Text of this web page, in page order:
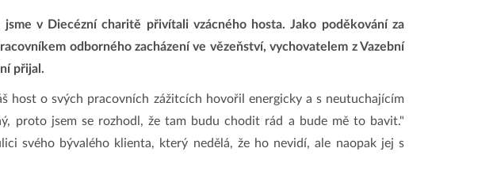
v Diecézní charitě přivítali vzácného hosta. Jako poděkování za
odborného zacházení ve vězeňství, vychovatelem z Vazební
přijal.
host o svých pracovních zážitcích hovořil energicky a s neutuchajícím
proto jsem se rozhodl, že tam budu chodit rád a bude mě to bavit."
svého bývalého klienta, který nedělá, že ho nevidí, ale naopak jej s